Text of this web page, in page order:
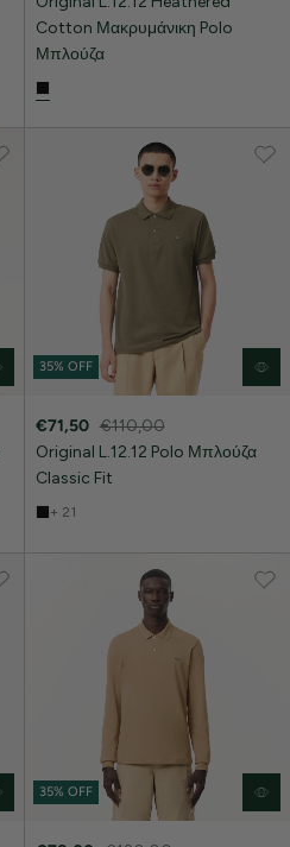
Cotton Μακρυμάνικη Polo
Μπλούζα
35% OFF
€71,50 €110,00
Original L.12.12 Polo Μπλούζα
Classic Fit
+ 21
35% OFF